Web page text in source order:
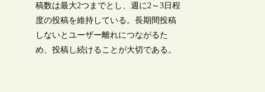
稿数は最大2つまでとし、週に2～3日程
度の投稿を維持している。長期間投稿
しないとユーザー離れにつながるた
め、投稿し続けることが大切である。